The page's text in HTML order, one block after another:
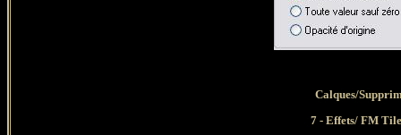
Calques/
7 - Effets/ FM